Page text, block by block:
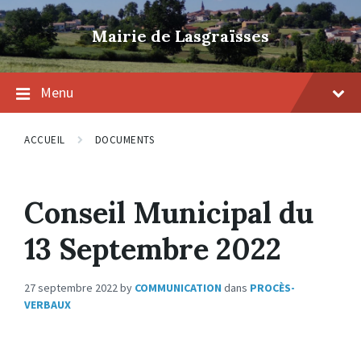
Skip
to
content
Skip
to
main
navigation
Skip
to
footer
Mairie de Lasgraïsses
Menu
ACCUEIL DOCUMENTS
Conseil Municipal du
13 Septembre 2022
27 septembre 2022by COMMUNICATION dans PROCÈS-
VERBAUX